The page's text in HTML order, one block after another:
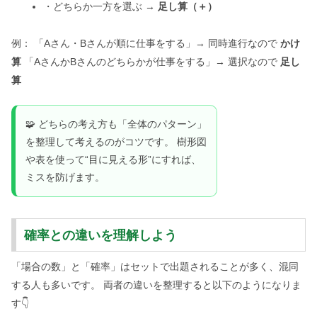
・どちらか一方を選ぶ → 足し算（＋）
例： 「Aさん・Bさんが順に仕事をする」→ 同時進行なので かけ
算 「AさんかBさんのどちらかが仕事をする」→ 選択なので 足し
算
🧩 どちらの考え方も「全体のパターン」
を整理して考えるのがコツです。 樹形図
や表を使って“目に見える形”にすれば、
ミスを防げます。
確率との違いを理解しよう
「場合の数」と「確率」はセットで出題されることが多く、混同
する人も多いです。 両者の違いを整理すると以下のようになりま
す👇